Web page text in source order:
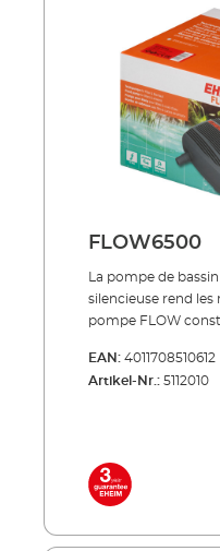
d’énergie,
Refoulement des
jusqu'à une taille
consommation
fonctionnement en
requiert que très
à nettoyer Avec
surchauffes si niveau
dans la livraison: Pompe de bassin pour filtre
et ruisseau
raccordement câble
FLOW6500
La pompe de
silencieuse rend les
pompe FLOW
manière fiable
bassin et crée ainsi
de saleté dans le
pas s'obstruer. Nos
(filtres à débit
EAN: 4011708510612
Artikel-Nr.: 5112010